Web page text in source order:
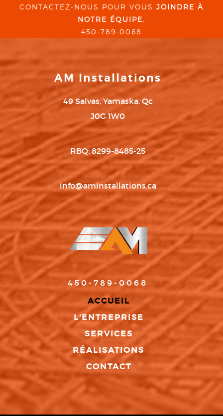
CONTACTEZ-NOUS POUR VOUS JOINDRE À
NOTRE ÉQUIPE.
450-789-0068
AM Installations
49 Salvas, Yamaska, Qc
J0G 1W0
RBQ: 8299-8485-25
info@aminstallations.ca
450-789-0068
ACCUEIL
L'ENTREPRISE
SERVICES
RÉALISATIONS
CONTACT